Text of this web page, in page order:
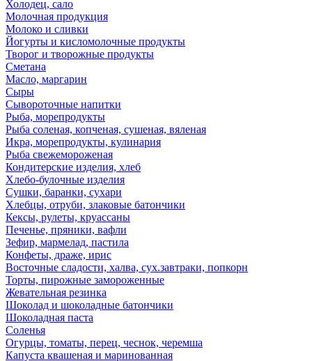
Холодец, сало
Молочная продукция
Молоко и сливки
Йогурты и кисломолочные продукты
Творог и творожные продукты
Сметана
Масло, маргарин
Сыры
Сывороточные напитки
Рыба, морепродукты
Рыба соленая, копченая, сушеная, вяленая
Икра, морепродукты, кулинария
Рыба свежемороженая
Кондитерские изделия, хлеб
Хлебо-булочные изделия
Сушки, баранки, сухари
Хлебцы, отруби, злаковые батончики
Кексы, рулеты, круассаны
Печенье, пряники, вафли
Зефир, мармелад, пастила
Конфеты, драже, ирис
Восточные сладости, халва, сух.завтраки, попкорн
Торты, пирожные замороженные
Жевательная резинка
Шоколад и шоколадные батончики
Шоколадная паста
Соленья
Огурцы, томаты, перец, чеснок, черемша
Капуста квашеная и маринованная